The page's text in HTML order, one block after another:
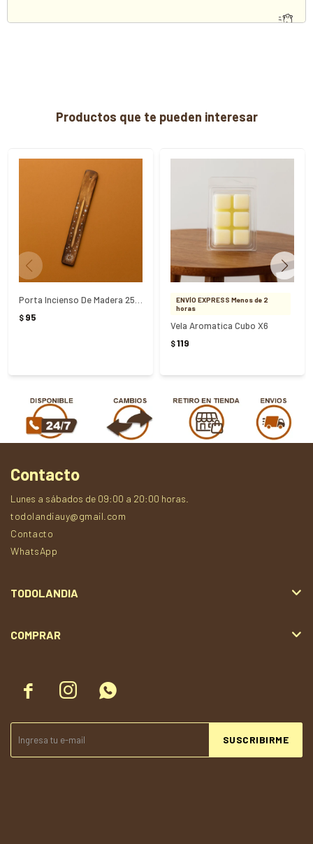
Productos que te pueden interesar
$ 95
ENVÍO EXPRESS Menos de 2
horas
Vela Aromatica Cubo X6
$119
  
SUSCRIBIRME
Contacto
Lunes a sábados de 09:00 a 20:00 horas.
todolandiauy@gmail.com
Contacto
WhatsApp
TODOLANDIA
COMPRAR